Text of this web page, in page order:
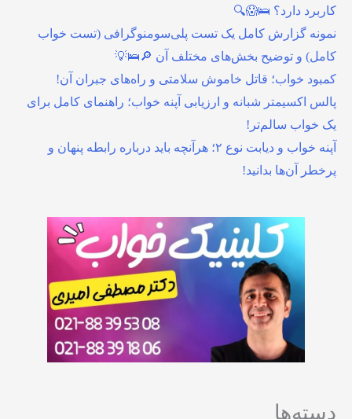
کاربرد دارد؟ 🛌😱🔍
نمونه گزارش کامل یک تست پلی‌سومنوگرافی (تست خواب
کامل) و توضیح بخش‌های مختلف آن 🔎🛌💡
کمبود خواب؛ قاتل خاموش سلامتی و راه‌های جبران آن!
پالس اکسیمتر شبانه و ارزیابی آپنه خواب؛ راهنمای کامل برای
یک خواب سالم‌تر!
آپنه خواب و دیابت نوع ۲؛ هرآنچه باید درباره رابطه پنهان و
پرخطر آن‌ها بدانید!
دسته‌ها